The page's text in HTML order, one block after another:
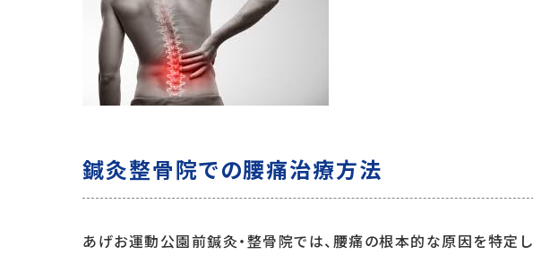
鍼灸整骨院での腰痛治療方法
あげお運動公園前鍼灸・整骨院では、腰痛の根本的な原因を特定